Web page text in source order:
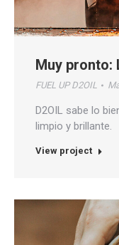
Muy pronto:
FUEL UP D2OIL
D2OIL sabe lo
limpio y brillante.
View project